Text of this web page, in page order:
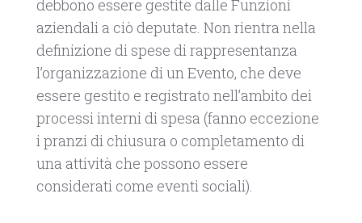
debbono essere gestite dalle Funzioni
aziendali a ciò deputate. Non rientra nella
definizione di spese di rappresentanza
l’organizzazione di un Evento, che deve
essere gestito e registrato nell’ambito dei
processi interni di spesa (fanno eccezione
i pranzi di chiusura o completamento di
una attività che possono essere
considerati come eventi sociali).